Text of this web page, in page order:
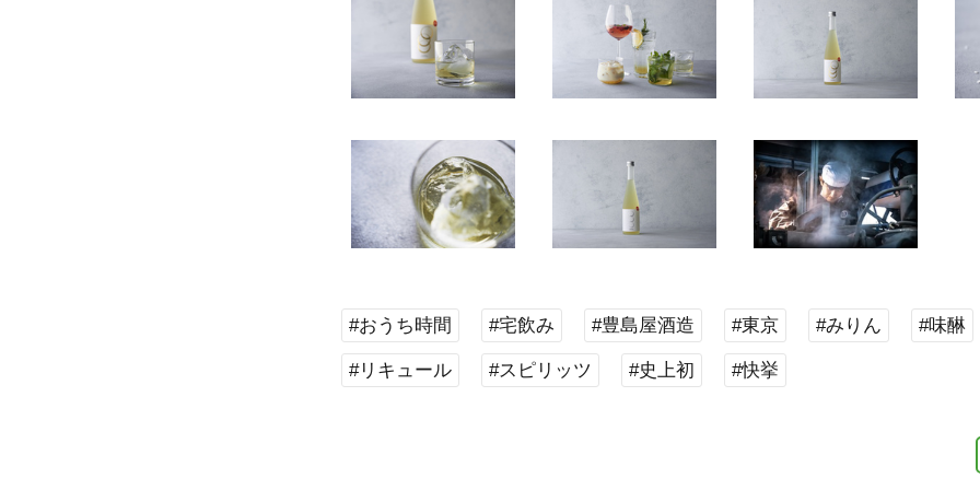
#おうち時間 #宅飲み #豊島屋酒造 #東京 #みりん #味醂
#リキュール #スピリッツ #史上初 #快挙